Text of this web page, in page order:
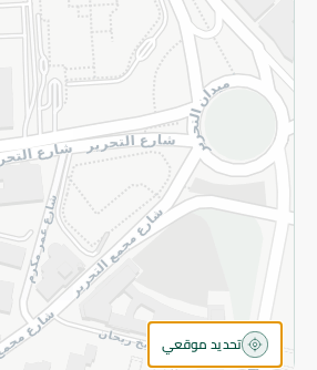
تحديد موقعي
©2026 - Spinneys | جميع الحقوق محفوظة